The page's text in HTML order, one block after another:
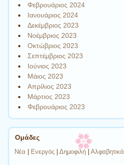
Φεβρουάριος 2024
Ιανουάριος 2024
Δεκέμβριος 2023
Νοέμβριος 2023
Οκτώβριος 2023
Σεπτέμβριος 2023
Ιούνιος 2023
Μάιος 2023
Απρίλιος 2023
Μάρτιος 2023
Φεβρουάριος 2023
Ομάδες
Νέα Ενεργός Δημοφιλή Αλφαβητικά